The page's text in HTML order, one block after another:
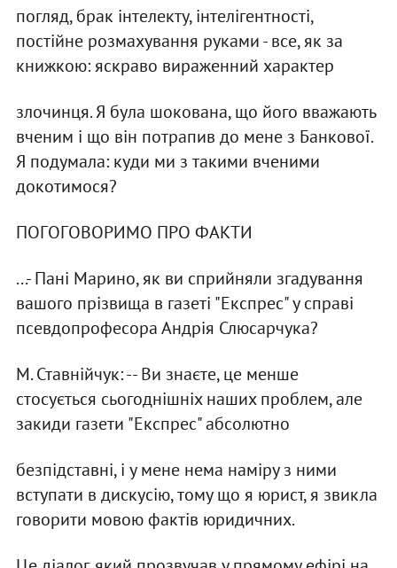
погляд, брак iнтелекту, iнтелiгентностi,
постiйне розмахування руками - все, як за
книжкою: яскраво вираженний характер
злочинця. Я була шокована, що його вважають
вченим i що вiн потрапив до мене з Банкової.
Я подумала: куди ми з такими вченими
докотимося?
ПОГОГОВОРИМО ПРО ФАКТИ
...- Панi Марино, як ви сприйняли згадування
вашого прiзвища в газетi "Експрес" у справi
псевдопрофесора Андрiя Слюсарчука?
М. Ставнiйчук: -- Ви знаєте, це менше
стосується сьогоднiшнiх наших проблем, але
закиди газети "Експрес" абсолютно
безпiдставнi, i у мене нема намiру з ними
вступати в дискусiю, тому що я юрист, я звикла
говорити мовою фактiв юридичних.